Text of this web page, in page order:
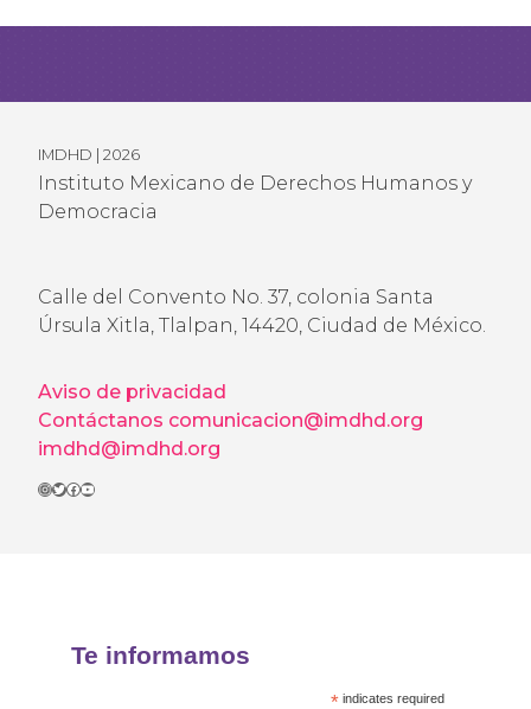
IMDHD | 2026
Instituto Mexicano de Derechos Humanos y
Democracia
Calle del Convento No. 37, colonia Santa
Úrsula Xitla, Tlalpan, 14420, Ciudad de México.
Aviso de privacidad
Contáctanos comunicacion@imdhd.org
imdhd@imdhd.org
Instagram
Twitter
Facebook
YouTube
Te informamos
*indicates required